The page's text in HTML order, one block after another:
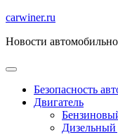
Перейти
содержимому
carwiner.ru
Новости
Безопасность
Двигатель
Дизельный